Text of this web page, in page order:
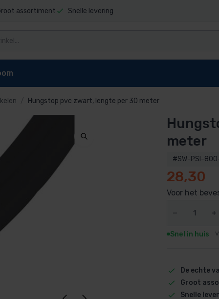
assortiment Snelle levering
sauna
Elektrische stofzuiger
Zwembadrobot
Dolphin E10 onderdelen
Dolphin Explorer onderdelen
Dolphin Explorer Plus
Dolphin F40 onderdelen
Dolphin M400 onderdelen
Dolphin M5 Bio onderdelen
Dolphin M700 onderdelen
Dolphin Poolstyle E10
Hungstop pvc zwart, lengte per 30 meter
meter
#SW-PSI-
28,30
Voor het
Snel in huis
De echte
Groot
Snelle